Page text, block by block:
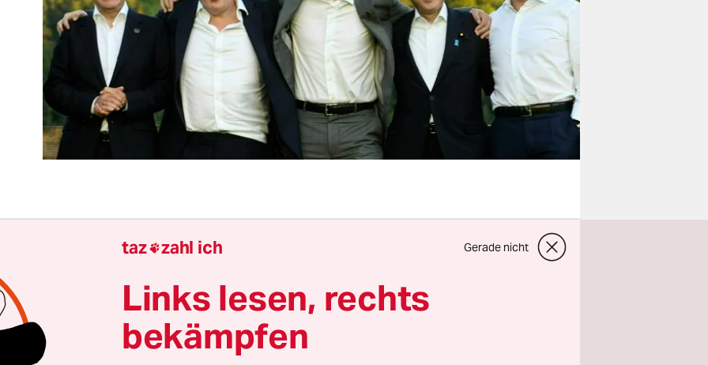
Staaten der „großen Sieben“, sind Ursache essentieller
auf dem Planeten. Sie sind für einen
der aktuellen und den Großteil der historischen
verantwortlich. Sie und gewalttätige
die historischen Hauptakteure der ökologischen
globalen Maßstab. Sie sind die Urhebenden und
taz zahl ich Gerade nicht
Links lesen, rechts
bekämpfen